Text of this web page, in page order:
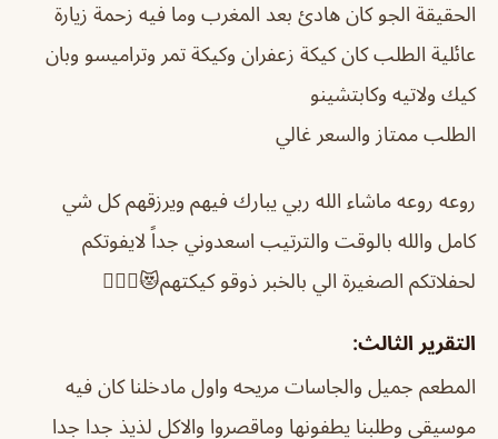
الحقيقة الجو كان هادئ بعد المغرب وما فيه زحمة زيارة
عائلية الطلب كان كيكة زعفران وكيكة تمر وتراميسو وبان
كيك ولاتيه وكابتشينو
الطلب ممتاز والسعر غالي
روعه روعه ماشاء الله ربي يبارك فيهم ويرزقهم كل شي
كامل والله بالوقت والترتيب اسعدوني جداً لايفوتكم
لحفلاتكم الصغيرة الي بالخبر ذوقو كيكتهم😻👌🏻🌹
التقرير الثالث:
المطعم جميل والجاسات مريحه واول مادخلنا كان فيه
موسيقى وطلبنا يطفونها وماقصروا والاكل لذيذ جدا جدا